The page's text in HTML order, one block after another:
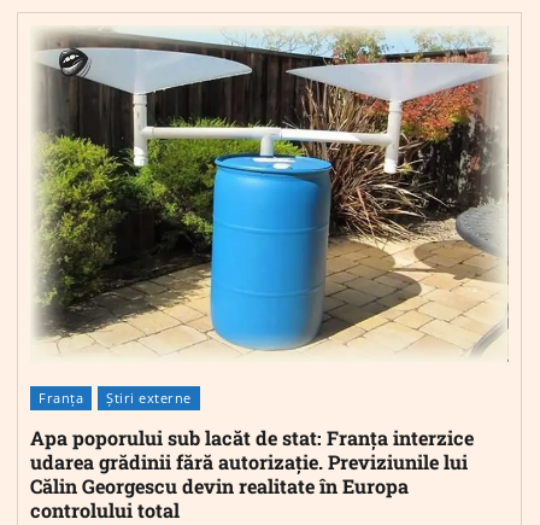
Franța Știri externe
Apa poporului sub lacăt de stat: Franța interzice
udarea grădinii fără autorizație. Previziunile lui
Călin Georgescu devin realitate în Europa
controlului total